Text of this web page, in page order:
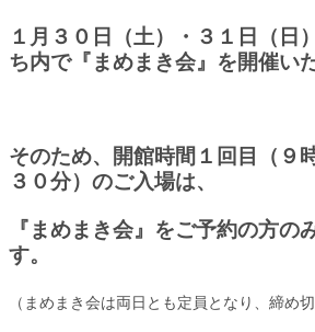
１月３０日（土）・３１日（日
ち内で『まめまき会』を開催い
そのため、開館時間１回目（９
３０分）のご入場は、
『まめまき会』をご予約の方の
す。
（まめまき会は両日とも定員となり、締め